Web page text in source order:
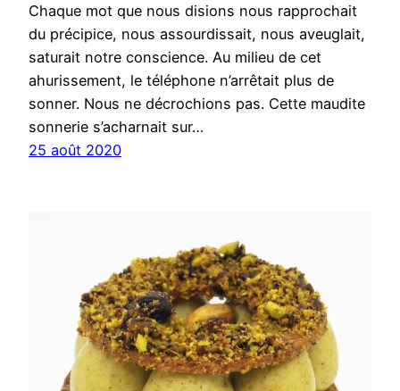
Chaque mot que nous disions nous rapprochait
du précipice, nous assourdissait, nous aveuglait,
saturait notre conscience. Au milieu de cet
ahurissement, le téléphone n’arrêtait plus de
sonner. Nous ne décrochions pas. Cette maudite
sonnerie s’acharnait sur…
25 août 2020